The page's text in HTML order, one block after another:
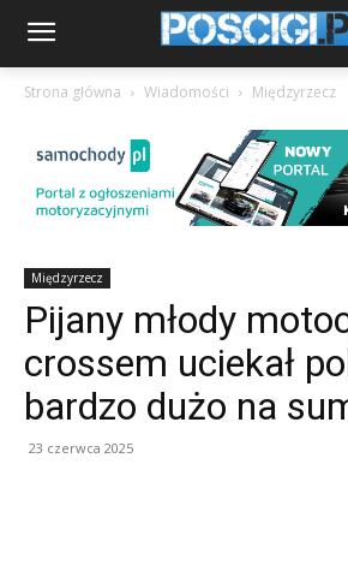
Strona główna Wiadomości Międzyrzecz
Międzyrzecz
Pijany młody
crossem uciekał
bardzo dużo na
23 czerwca 2025